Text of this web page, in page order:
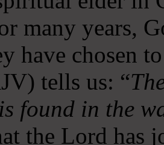
many years,
have chosen
tells us: “
found in the
the Lord has